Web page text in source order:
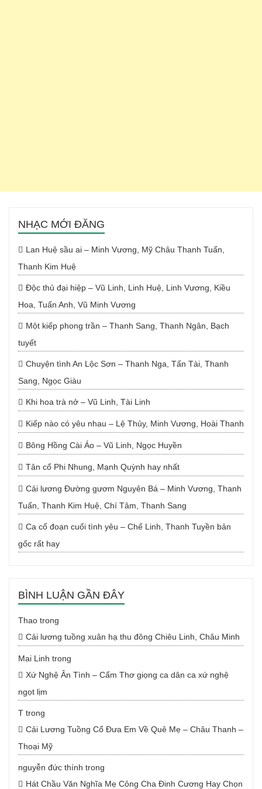
NHẠC MỚI ĐĂNG
Lan Huệ sầu ai – Minh Vương, Mỹ Châu Thanh Tuấn,
Thanh Kim Huệ
Độc thủ đại hiệp – Vũ Linh, Linh Huệ, Linh Vương, Kiều
Hoa, Tuấn Anh, Vũ Minh Vương
Một kiếp phong trần – Thanh Sang, Thanh Ngân, Bạch
tuyết
Chuyện tình An Lộc Sơn – Thanh Nga, Tấn Tài, Thanh
Sang, Ngọc Giàu
Khi hoa trà nở – Vũ Linh, Tài Linh
Kiếp nào có yêu nhau – Lệ Thủy, Minh Vương, Hoài Thanh
Bông Hồng Cài Áo – Vũ Linh, Ngọc Huyền
Tân cổ Phi Nhung, Mạnh Quỳnh hay nhất
Cải lương Đường gươm Nguyên Bá – Minh Vương, Thanh
Tuấn, Thanh Kim Huệ, Chí Tâm, Thanh Sang
Ca cổ đoạn cuối tình yêu – Chế Linh, Thanh Tuyền bản
gốc rất hay
BÌNH LUẬN GẦN ĐÂY
Thao trong
Cải lương tuồng xuân hạ thu đông Chiêu Linh, Châu Minh
Mai Linh trong
Xứ Nghệ Ân Tình – Cẩm Thơ giọng ca dân ca xứ nghệ
ngọt lịm
T trong
Cải Lương Tuồng Cổ Đưa Em Về Quê Mẹ – Châu Thanh –
Thoại Mỹ
nguyễn đức thính trong
Hát Chầu Văn Nghĩa Mẹ Công Cha Đinh Cương Hay Chọn